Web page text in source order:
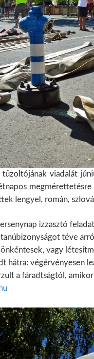
viadalát
lengyel, román,
izzasztó
téve
vagy
hátra: végérvényesen
a fáradtságtól,